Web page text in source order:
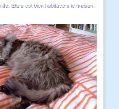
Elle s est bien habituee a la maison